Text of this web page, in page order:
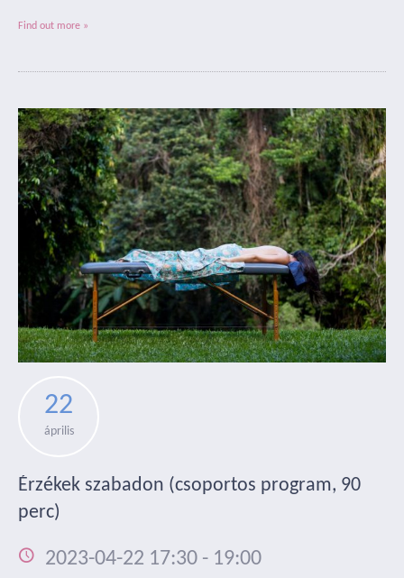
Find out more »
22
április
Érzékek szabadon (csoportos program, 90
perc)
2023-04-22 17:30 - 19:00